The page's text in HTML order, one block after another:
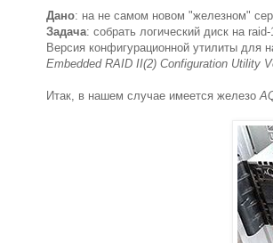
Дано: на не самом новом "железном"
Задача: собрать логический диск на
Версия конфигурационной утилиты для
Embedded RAID II(2) Configuration Utility
Итак, в нашем случае имеется железо